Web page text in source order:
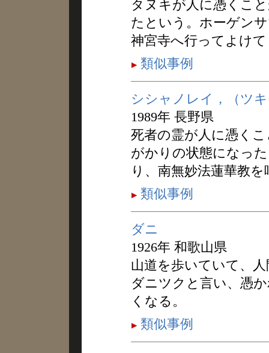
タヌキが人に憑くこ
たという。ホーゲン
神宮寺へ行ってよけ
類似事例
シシャノレイ，（ツ
1989年 長野県
死者の霊が人に憑く
がかりの状態になっ
り、南無妙法蓮華教
類似事例
ダニ
1926年 和歌山県
山道を歩いていて、
ダニツクと言い、憑
くなる。
類似事例